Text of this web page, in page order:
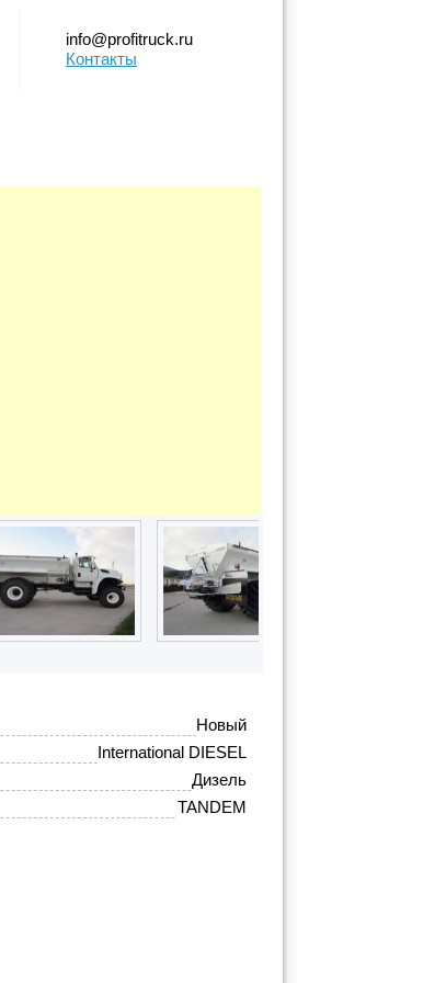
info@profitruck.ru
Контакты
Новый
International DIESEL
Дизель
TANDEM